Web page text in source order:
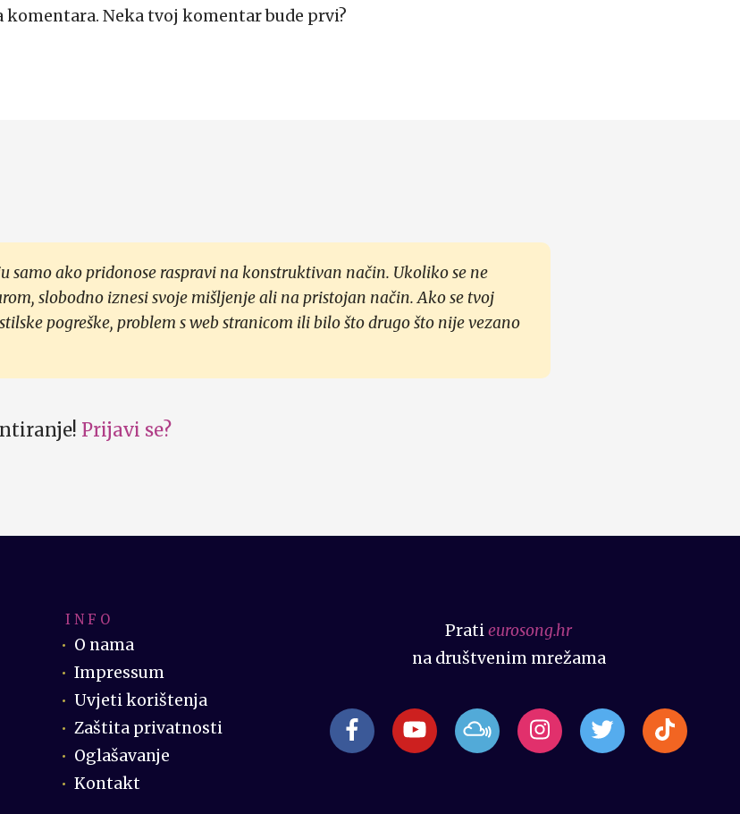
komentara. Neka tvoj komentar bude prvi?
samo ako pridonose raspravi na konstruktivan način. Ukoliko se ne
slobodno iznesi svoje mišljenje ali na pristojan način. Ako se tvoj
pogreške, problem s web stranicom ili bilo što drugo što nije vezano
Prijavi se?
I N F O
O nama
Impressum
Uvjeti korištenja
Zaštita privatnosti
Oglašavanje
Kontakt
Pratieurosong.hr
na društvenim mrežama